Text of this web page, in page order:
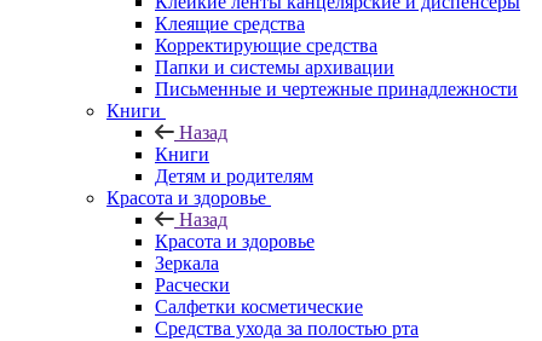
Клеящие средства
Корректирующие средства
Папки и системы архивации
Письменные и чертежные принадлежности
Книги
Назад
Книги
Детям и родителям
Красота и здоровье
Назад
Красота и здоровье
Зеркала
Расчески
Салфетки косметические
Средства ухода за полостью рта